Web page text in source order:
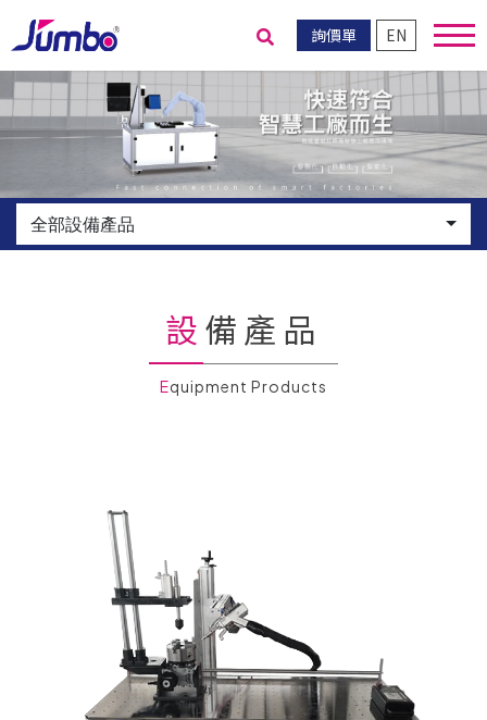
詢價單 EN
送出搜尋
全部設備產品
設備產品
Equipment Products